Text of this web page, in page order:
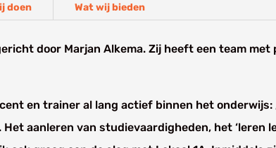
doen Wat wij bieden
door Marjan Alkema. Zij heeft een team
en trainer al lang actief binnen het
aanleren van studievaardigheden, het ‘leren